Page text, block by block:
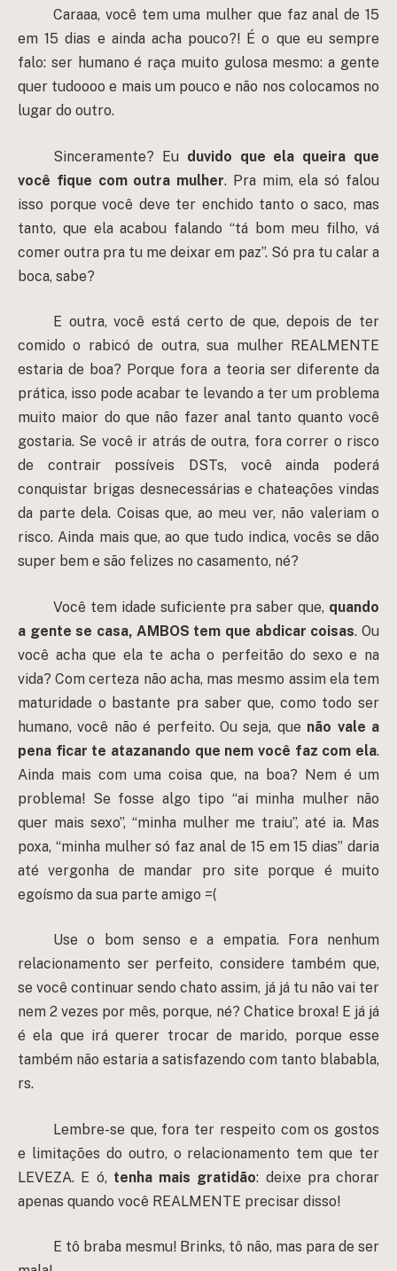
Caraaa, você tem uma mulher que faz anal de 15
em 15 dias e ainda acha pouco?! É o que eu sempre
falo: ser humano é raça muito gulosa mesmo: a gente
quer tudoooo e mais um pouco e não nos colocamos no
lugar do outro.
Sinceramente? Eu duvido que ela queira que
você fique com outra mulher. Pra mim, ela só falou
isso porque você deve ter enchido tanto o saco, mas
tanto, que ela acabou falando “tá bom meu filho, vá
comer outra pra tu me deixar em paz”. Só pra tu calar a
boca, sabe?
E outra, você está certo de que, depois de ter
comido o rabicó de outra, sua mulher REALMENTE
estaria de boa? Porque fora a teoria ser diferente da
prática, isso pode acabar te levando a ter um problema
muito maior do que não fazer anal tanto quanto você
gostaria. Se você ir atrás de outra, fora correr o risco
de contrair possíveis DSTs, você ainda poderá
conquistar brigas desnecessárias e chateações vindas
da parte dela. Coisas que, ao meu ver, não valeriam o
risco. Ainda mais que, ao que tudo indica, vocês se dão
super bem e são felizes no casamento, né?
Você tem idade suficiente pra saber que, quando
a gente se casa, AMBOS tem que abdicar coisas. Ou
você acha que ela te acha o perfeitão do sexo e na
vida? Com certeza não acha, mas mesmo assim ela tem
maturidade o bastante pra saber que, como todo ser
humano, você não é perfeito. Ou seja, que não vale a
pena ficar te atazanando que nem você faz com ela.
Ainda mais com uma coisa que, na boa? Nem é um
problema! Se fosse algo tipo “ai minha mulher não
quer mais sexo”, “minha mulher me traiu”, até ia. Mas
poxa, “minha mulher só faz anal de 15 em 15 dias” daria
até vergonha de mandar pro site porque é muito
egoísmo da sua parte amigo =(
Use o bom senso e a empatia. Fora nenhum
relacionamento ser perfeito, considere também que,
se você continuar sendo chato assim, já já tu não vai ter
nem 2 vezes por mês, porque, né? Chatice broxa! E já já
é ela que irá querer trocar de marido, porque esse
também não estaria a satisfazendo com tanto blababla,
rs.
Lembre-se que, fora ter respeito com os gostos
e limitações do outro, o relacionamento tem que ter
LEVEZA. E ó, tenha mais gratidão: deixe pra chorar
apenas quando você REALMENTE precisar disso!
E tô braba mesmu! Brinks, tô não, mas para de ser